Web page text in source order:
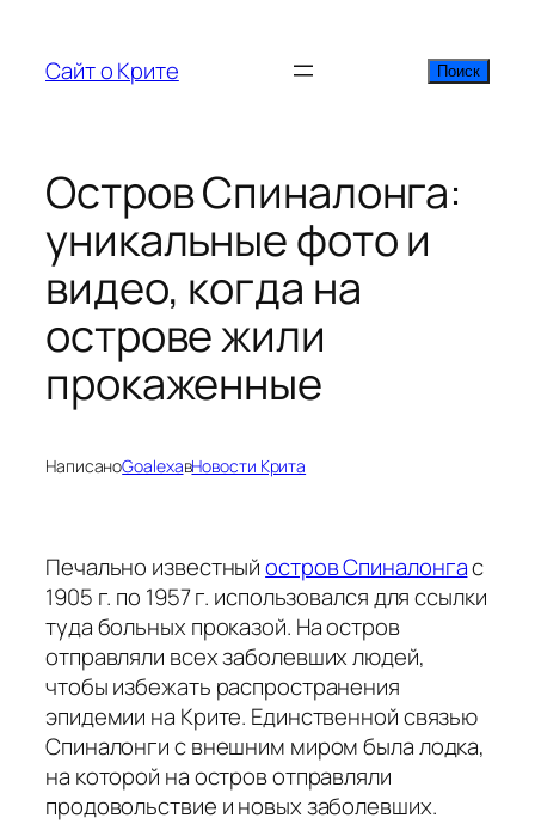
содержимому
Сайт о Крите Поиск
Поиск
Остров Спиналонга:
уникальные фото и
видео, когда на
острове жили
прокаженные
НаписаноGoalexaвНовости Крита
Печально известныйостров Спиналонгас
1905 г. по 1957 г. использовался для ссылки
туда больных проказой. На остров
отправляли всех заболевших людей,
чтобы избежать распространения
эпидемии на Крите. Единственной связью
Спиналонги с внешним миром была лодка,
на которой на остров отправляли
продовольствие и новых заболевших.